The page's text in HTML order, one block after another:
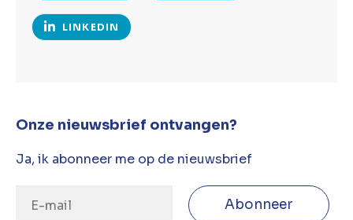
LINKEDIN
Onze nieuwsbrief ontvangen?
Ja, ik abonneer me op de nieuwsbrief